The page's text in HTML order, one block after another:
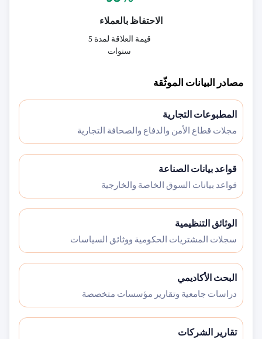
الاحتفاظ بالعملاء
قيمة العلاقة لمدة 5
سنوات
مصادر البيانات الموثّقة
المطبوعات التجارية
مجلات قطاع الأمن والدفاع والصحافة التجارية
قواعد بيانات الصناعة
قواعد بيانات السوق الخاصة والخارجية
الوثائق التنظيمية
سجلات المشتريات الحكومية ووثائق السياسات
البحث الأكاديمي
دراسات جامعية وتقارير مؤسسات متخصصة
تقارير الشركات